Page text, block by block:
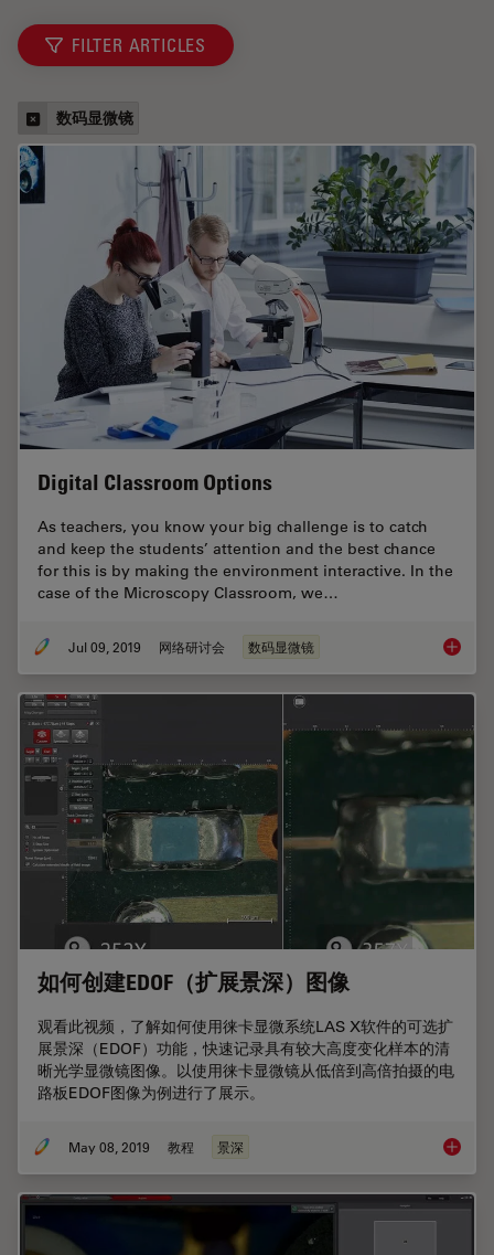
FILTER ARTICLES
数码显微镜
Digital Classroom Options
As teachers, you know your big challenge is to catch
and keep the students’ attention and the best chance
for this is by making the environment interactive. In the
case of the Microscopy Classroom, we…
Jul 09, 2019 网络研讨会 数码显微镜 Digital
如何创建EDOF（扩展景深）图像
观看此视频，了解如何使用徕卡显微系统LAS X软件的可选扩
展景深（EDOF）功能，快速记录具有较大高度变化样本的清
晰光学显微镜图像。以使用徕卡显微镜从低倍到高倍拍摄的电
路板EDOF图像为例进行了展示。
May 08, 2019 教程 景深 如何创